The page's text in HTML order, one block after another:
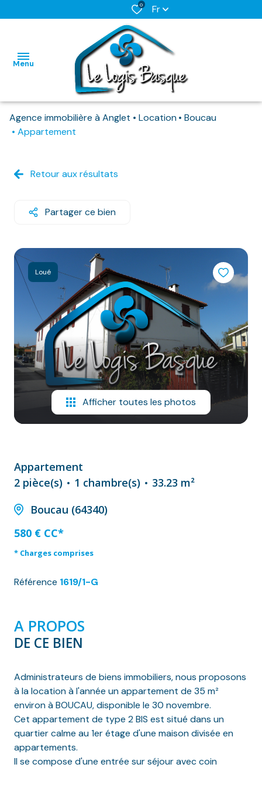
0 Fr
Menu
L'AGENCE
DISPONIBLES
PRO
BIENS
LOUES
PRO
NOS
VILLES
DOSSIER DE
CANDIDATURE
NOS
PRESTATIONS
CONTACT
Agence immobilière à Anglet Location
Boucau
Appartement
Retour aux résultats
Partager ce bien
Loué
Afficher toutes les photos
Appartement
2 pièce(s)
1 chambre(s)
33.23 m²
Boucau (64340)
580 € CC*
* Charges comprises
Référence 1619/1-G
A PROPOS
DE CE BIEN
Administrateurs de biens immobiliers, nous proposons
à la location à l'année un appartement de 35 m²
environ à BOUCAU, disponible le 30 novembre.
Cet appartement de type 2 BIS est situé dans un
quartier calme au 1er étage d'une maison divisée en
appartements.
Il se compose d'une entrée sur séjour avec coin